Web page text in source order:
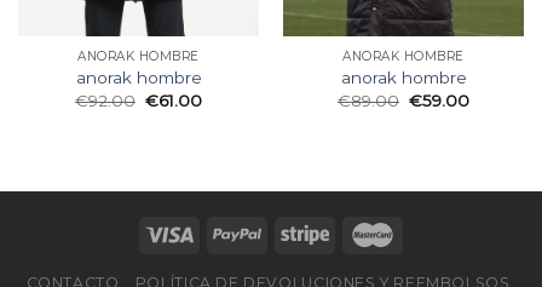
ANORAK HOMBRE
anorak hombre
€92.00 €61.00
ANORAK HOMBRE
anorak hombre
€89.00 €59.00
CONTACTO POLÍTICA DE DEVOLUCIONES Y REEMBOLSOS